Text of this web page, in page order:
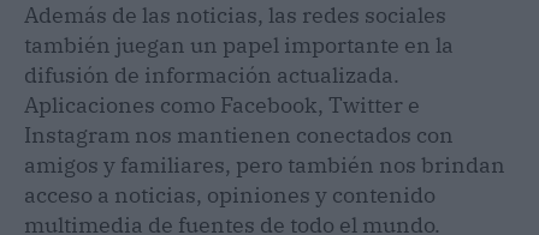
Además de las noticias, las redes sociales
también juegan un papel importante en la
difusión de información actualizada.
Aplicaciones como Facebook, Twitter e
Instagram nos mantienen conectados con
amigos y familiares, pero también nos brindan
acceso a noticias, opiniones y contenido
multimedia de fuentes de todo el mundo.